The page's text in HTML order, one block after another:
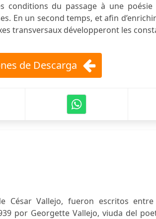
conditions du passage à une
En un second temps, et afin
transversaux développeront les
de Descarga
César Vallejo, fueron escritos
por Georgette Vallejo, viuda del